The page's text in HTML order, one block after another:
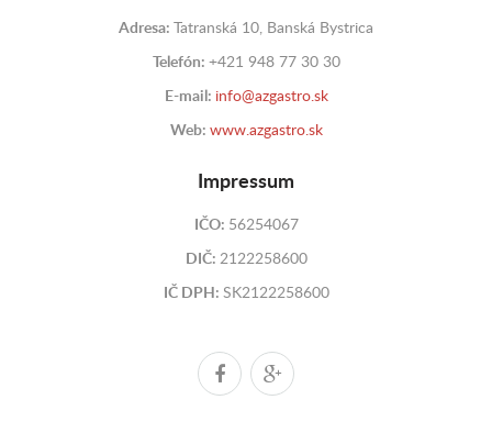
Adresa: Tatranská 10, Banská Bystrica
Telefón: +421 948 77 30 30
E-mail: info@azgastro.sk
Web: www.azgastro.sk
Impressum
IČO: 56254067
DIČ: 2122258600
IČ DPH: SK2122258600